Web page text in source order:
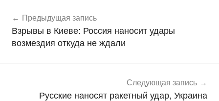
о
в
о
по
записям
Предыдущая запись
Взрывы в Киеве: Россия наносит удары
возмездия откуда не ждали
Следующая запись
Русские наносят ракетный удар, Украина